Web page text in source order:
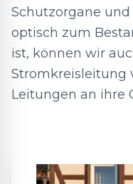
Schutzorgane
optisch zum
ist, können wir
Stromkreisleitung
Leitungen an ihre